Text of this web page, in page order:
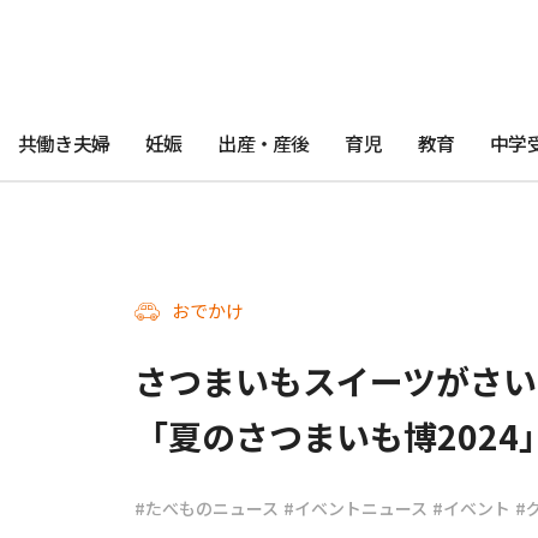
共働き夫婦 妊娠 出産・産後 育児 教育 中学
おでかけ
さつまいもスイーツがさ
「夏のさつまいも博2024
#たべものニュース #イベントニュース #イベント #